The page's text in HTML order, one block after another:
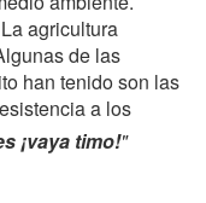
agricultura
de las
han tenido son las
a los
¡vaya timo!"